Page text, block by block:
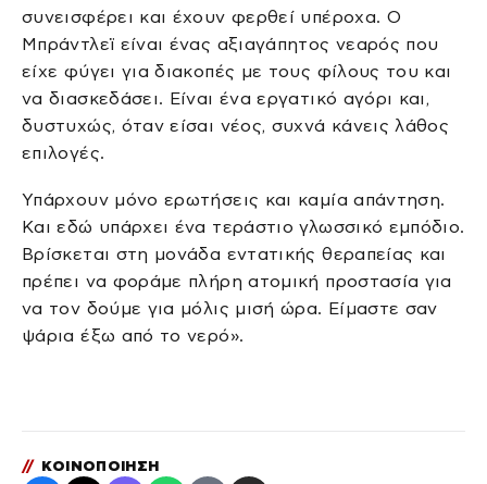
συνεισφέρει και έχουν φερθεί υπέροχα. Ο
Μπράντλεϊ είναι ένας αξιαγάπητος νεαρός που
είχε φύγει για διακοπές με τους φίλους του και
να διασκεδάσει. Είναι ένα εργατικό αγόρι και,
δυστυχώς, όταν είσαι νέος, συχνά κάνεις λάθος
επιλογές.
Υπάρχουν μόνο ερωτήσεις και καμία απάντηση.
Και εδώ υπάρχει ένα τεράστιο γλωσσικό εμπόδιο.
Βρίσκεται στη μονάδα εντατικής θεραπείας και
πρέπει να φοράμε πλήρη ατομική προστασία για
να τον δούμε για μόλις μισή ώρα. Είμαστε σαν
ψάρια έξω από το νερό».
// ΚΟΙΝΟΠΟΙΗΣΗ